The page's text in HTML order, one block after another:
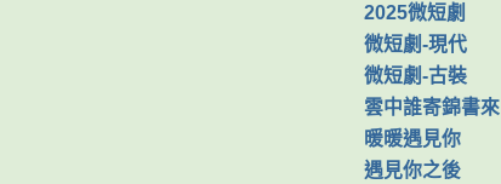
2025微短劇
微短劇-現代
微短劇-古裝
雲中誰寄錦書來
暖暖遇見你
遇見你之後